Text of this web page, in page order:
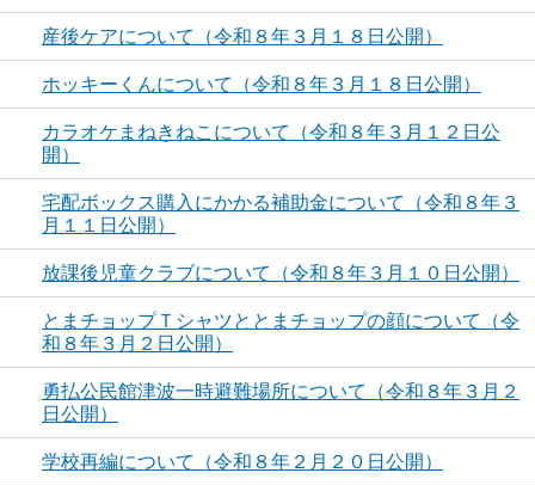
産後ケアについて（令和８年３月１８日公開）
ホッキーくんについて（令和８年３月１８日公開）
カラオケまねきねこについて（令和８年３月１２日公
開）
宅配ボックス購入にかかる補助金について（令和８年３
月１１日公開）
放課後児童クラブについて（令和８年３月１０日公開）
とまチョップＴシャツととまチョップの顔について（令
和８年３月２日公開）
勇払公民館津波一時避難場所について（令和８年３月２
日公開）
学校再編について（令和８年２月２０日公開）